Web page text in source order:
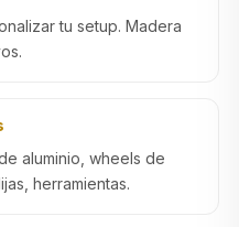
tu setup. Madera
aluminio, wheels de
herramientas.